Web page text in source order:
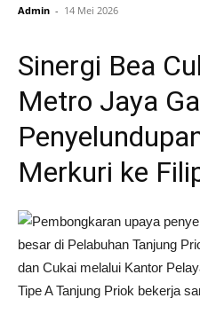
Admin - 14 Mei 2026
Sinergi Bea
Metro Jaya
Merkuri ke